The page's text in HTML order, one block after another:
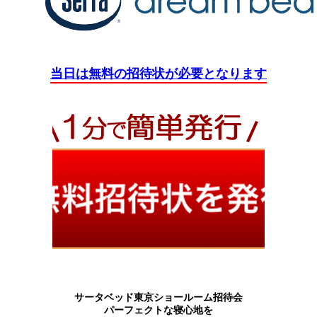
当日は無料の招待状が必要となります
サータベッド東京ショールーム招待会
パーフェクトな寝心地を